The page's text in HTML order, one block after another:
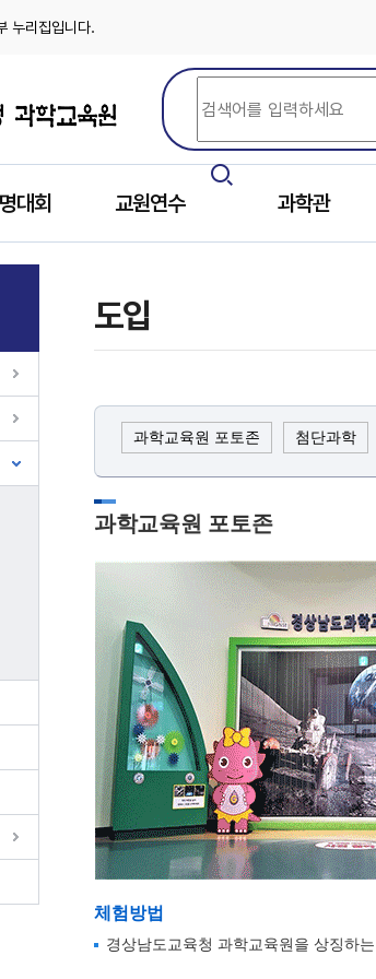
누리집입니다.
대회 교원연수 과학관
도입
과학교육원 포토존 첨단과학
과학교육원 포토존
체험방법
경상남도교육청 과학교육원을 상징하